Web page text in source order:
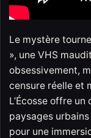
Le mystère
», une VHS
obsessivement,
censure réelle et
L’Écosse offre
paysages
pour une